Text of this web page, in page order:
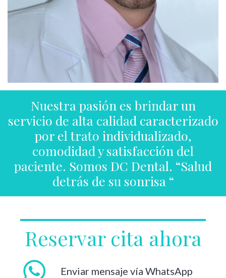
Nuestra pasión es brindar un
servicio de alta calidad caracterizado
por el trato individualizado,
comodidad y satisfacción del
paciente. Somos DC Dental. “Salud
detrás de su sonrisa “
Reservar cita ahora
Enviar mensaje vía WhatsApp